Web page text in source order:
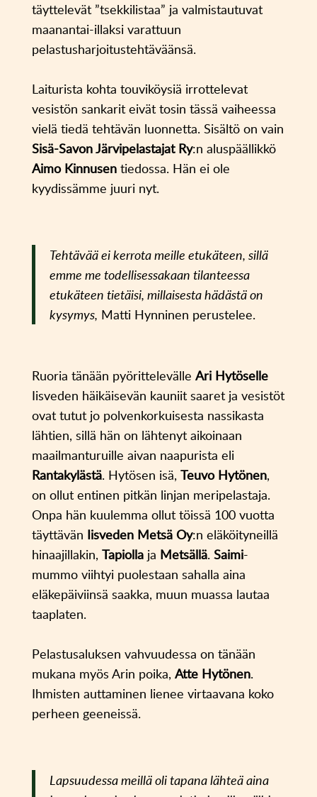
täyttelevät ”tsekkilistaa” ja valmistautuvat
maanantai-illaksi varattuun
pelastusharjoitustehtäväänsä.
Laiturista kohta touviköysiä irrottelevat
vesistön sankarit eivät tosin tässä vaiheessa
vielä tiedä tehtävän luonnetta. Sisältö on vain
Sisä-Savon Järvipelastajat Ry:n aluspäällikkö
Aimo Kinnusentiedossa. Hän ei ole
kyydissämme juuri nyt.
Tehtävää ei kerrota meille etukäteen, sillä
emme me todellisessakaan tilanteessa
etukäteen tietäisi, millaisesta hädästä on
kysymys, Matti Hynninen perustelee.
Ruoria tänään pyörittelevälle Ari Hytöselle
Iisveden häikäisevän kauniit saaret ja vesistöt
ovat tutut jo polvenkorkuisesta nassikasta
lähtien, sillä hän on lähtenyt aikoinaan
maailmanturuille aivan naapurista eli
Rantakylästä. Hytösen isä, Teuvo Hytönen,
on ollut entinen pitkän linjan meripelastaja.
Onpa hän kuulemma ollut töissä 100 vuotta
täyttävän Iisveden Metsä Oy:n eläköityneillä
hinaajillakin, Tapiollaja Metsällä. Saimi-
mummo viihtyi puolestaan sahalla aina
eläkepäiviinsä saakka, muun muassa lautaa
taaplaten.
Pelastusaluksen vahvuudessa on tänään
mukana myös Arin poika, Atte Hytönen.
Ihmisten auttaminen lienee virtaavana koko
perheen geeneissä.
Lapsuudessa meillä oli tapana lähteä aina